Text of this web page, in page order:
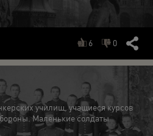
6 0
училищ, учащиеся курсов
Маленькие солдаты